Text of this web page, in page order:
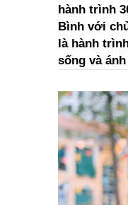
hành trình
Bình với
là hành
sống và